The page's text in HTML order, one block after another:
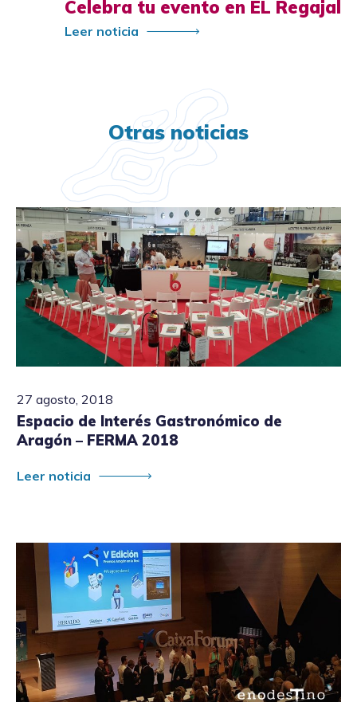
Celebra tu evento en EL Regajal
Leer noticia
Otras noticias
27 agosto, 2018
Espacio de Interés Gastronómico de
Aragón – FERMA 2018
Leer noticia